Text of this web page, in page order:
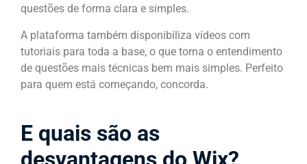
questões de forma clara e simples.
A plataforma também disponibiliza vídeos com
tutoriais para toda a base, o que torna o entendimento
de questões mais técnicas bem mais simples. Perfeito
para quem está começando, concorda.
E quais são as